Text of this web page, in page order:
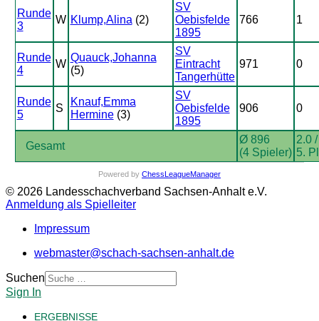
Runde
3
W Klump,Alina (2)
SV
Oebisfelde
1895
766 1
Runde
4
W
Quauck,Johanna
(5)
SV
Eintracht
Tangerhütte
971 0
Runde
5
S
Knauf,Emma
Hermine(3)
SV
Oebisfelde
1895
906 0
Gesamt
Ø 896
(4 Spieler)
2.0
5.
Powered by ChessLeagueManager
© 2026 Landesschachverband Sachsen-Anhalt e.V.
Anmeldung als Spielleiter
Impressum
webmaster@schach-sachsen-anhalt.de
Suchen
Sign In
ERGEBNISSE